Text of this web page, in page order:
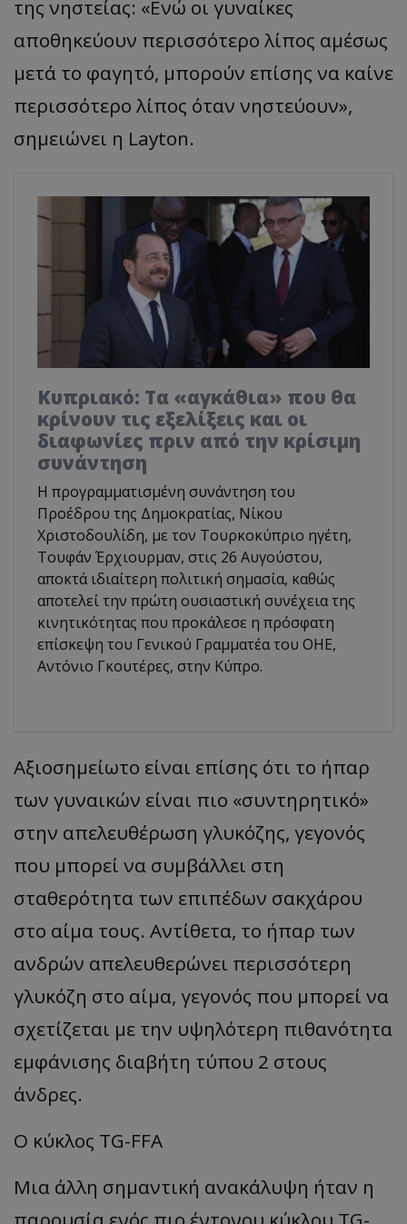
της νηστείας: «Ενώ οι γυναίκες
αποθηκεύουν περισσότερο λίπος αμέσως
μετά το φαγητό, μπορούν επίσης να καίνε
περισσότερο λίπος όταν νηστεύουν»,
σημειώνει η Layton.
Κυπριακό: Τα «αγκάθια» που θα
κρίνουν τις εξελίξεις και οι
διαφωνίες πριν από την κρίσιμη
συνάντηση
Η προγραμματισμένη συνάντηση του
Προέδρου της Δημοκρατίας, Νίκου
Χριστοδουλίδη, με τον Τουρκοκύπριο ηγέτη,
Τουφάν Έρχιουρμαν, στις 26 Αυγούστου,
αποκτά ιδιαίτερη πολιτική σημασία, καθώς
αποτελεί την πρώτη ουσιαστική συνέχεια της
κινητικότητας που προκάλεσε η πρόσφατη
επίσκεψη του Γενικού Γραμματέα του ΟΗΕ,
Αντόνιο Γκουτέρες, στην Κύπρο.
Αξιοσημείωτο είναι επίσης ότι το ήπαρ
των γυναικών είναι πιο «συντηρητικό»
στην απελευθέρωση γλυκόζης, γεγονός
που μπορεί να συμβάλλει στη
σταθερότητα των επιπέδων σακχάρου
στο αίμα τους. Αντίθετα, το ήπαρ των
ανδρών απελευθερώνει περισσότερη
γλυκόζη στο αίμα, γεγονός που μπορεί να
σχετίζεται με την υψηλότερη πιθανότητα
εμφάνισης διαβήτη τύπου 2 στους
άνδρες.
Ο κύκλος TG-FFA
Μια άλλη σημαντική ανακάλυψη ήταν η